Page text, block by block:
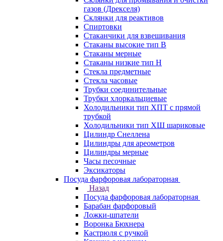
газов (Дрекселя)
Склянки для реактивов
Спиртовки
Стаканчики для взвешивания
Стаканы высокие тип В
Стаканы мерные
Стаканы низкие тип Н
Стекла предметные
Стекла часовые
Трубки соединительные
Трубки хлоркальциевые
Холодильники тип ХПТ с прямой
трубкой
Холодильники тип ХШ шариковые
Цилиндр Снеллена
Цилиндры для ареометров
Цилиндры мерные
Часы песочные
Эксикаторы
Посуда фарфоровая лабораторная
Назад
Посуда фарфоровая лабораторная
Барабан фарфоровый
Ложки-шпатели
Воронка Бюхнера
Кастрюля с ручкой